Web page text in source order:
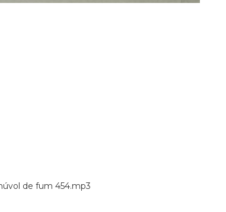
de fum 454.mp3